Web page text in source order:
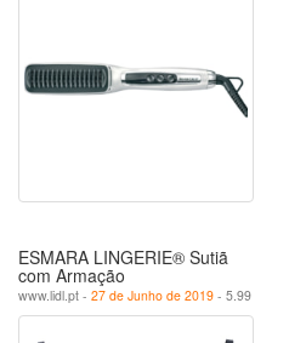
ESMARA LINGERIE® Sutiã
com Armação
www.lidl.pt - 27 de Junho de 2019 - 5.99